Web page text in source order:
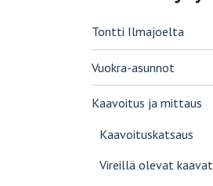
Tontti Ilmajoelta
Vuokra-asunnot
Kaavoitus ja mittaus
Kaavoituskatsaus
Vireillä olevat kaavat